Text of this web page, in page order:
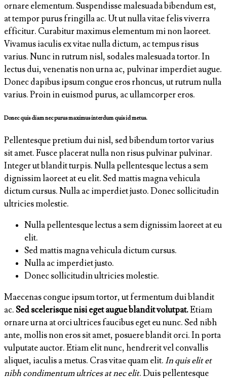
ornare elementum. Suspendisse malesuada bibendum est,
at tempor purus fringilla ac. Ut ut nulla vitae felis viverra
efficitur. Curabitur maximus elementum mi non laoreet.
Vivamus iaculis ex vitae nulla dictum, ac tempus risus
varius. Nunc in rutrum nisl, sodales malesuada tortor. In
lectus dui, venenatis non urna ac, pulvinar imperdiet augue.
Donec dapibus ipsum congue eros rhoncus, ut rutrum nulla
varius. Proin in euismod purus, ac ullamcorper eros.
Donec quis diam nec purus maximus interdum quis id metus.
Pellentesque pretium dui nisl, sed bibendum tortor varius
sit amet. Fusce placerat nulla non risus pulvinar pulvinar.
Integer ut blandit turpis. Nulla pellentesque lectus a sem
dignissim laoreet at eu elit. Sed mattis magna vehicula
dictum cursus. Nulla ac imperdiet justo. Donec sollicitudin
ultricies molestie.
Nulla pellentesque lectus a sem dignissim laoreet at eu
elit.
Sed mattis magna vehicula dictum cursus.
Nulla ac imperdiet justo.
Donec sollicitudin ultricies molestie.
Maecenas congue ipsum tortor, ut fermentum dui blandit
ac.Sed scelerisque nisi eget augue blandit volutpat.Etiam
ornare urna at orci ultrices faucibus eget eu nunc. Sed nibh
ante, mollis non eros sit amet, posuere blandit orci. In porta
vulputate auctor. Etiam elit nunc, hendrerit vel convallis
aliquet, iaculis a metus. Cras vitae quam elit.In quis elit et
nibh condimentum ultrices at nec elit. Duis pellentesque